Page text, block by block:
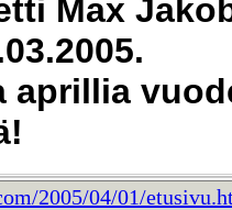
Max
aprillia
2005/04/01/